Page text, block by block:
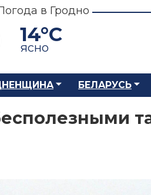
в Гродно
14°C
ясно
БЕЛАРУСЬ